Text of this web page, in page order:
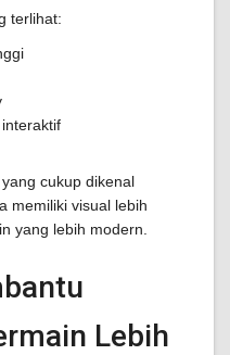
terlihat:
cukup dikenal
memiliki visual lebih
yang lebih modern.
Lebih